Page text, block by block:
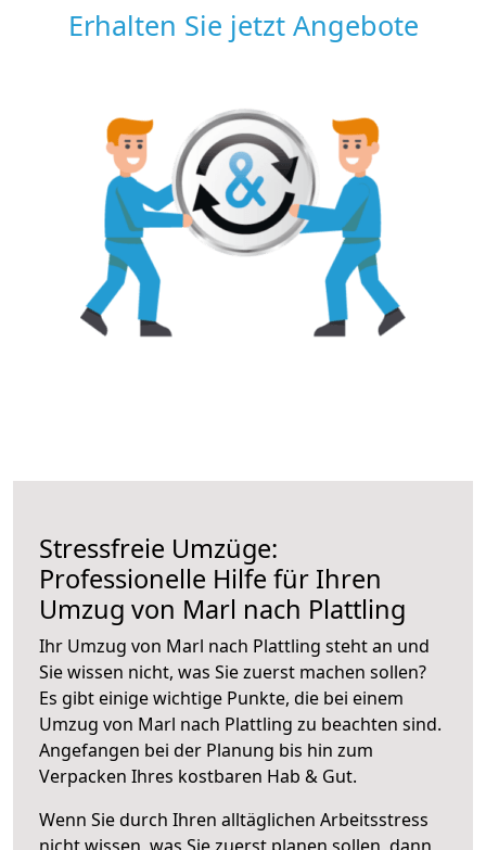
Erhalten Sie jetzt Angebote
Stressfreie Umzüge:
Professionelle Hilfe für Ihren
Umzug von Marl nach Plattling
Ihr Umzug von Marl nach Plattling steht an und
Sie wissen nicht, was Sie zuerst machen sollen?
Es gibt einige wichtige Punkte, die bei einem
Umzug von Marl nach Plattling zu beachten sind.
Angefangen bei der Planung bis hin zum
Verpacken Ihres kostbaren Hab & Gut.
Wenn Sie durch Ihren alltäglichen Arbeitsstress